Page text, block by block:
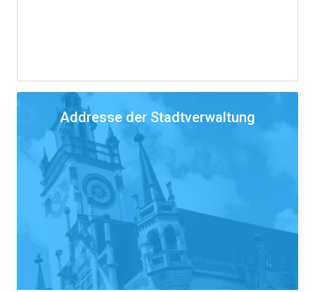
Addresse der Stadtverwaltung